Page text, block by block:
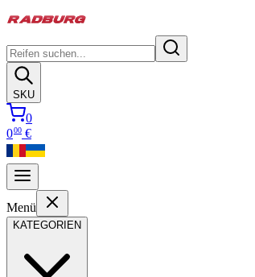
SKU
0
000 €
Menü
KATEGORIEN